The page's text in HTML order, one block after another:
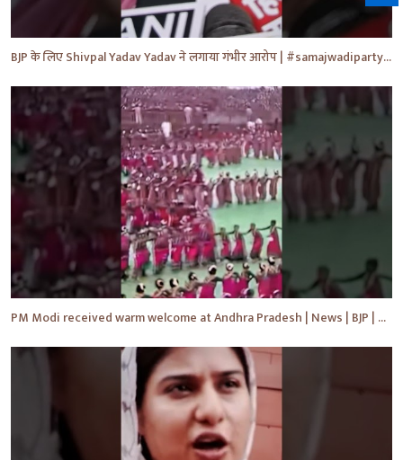
BJP के लिए Shivpal Yadav Yadav ने लगाया गंभीर आरोप | #samajwadiparty | Akhilesh Yadav | #shorts #yt
PM Modi received warm welcome at Andhra Pradesh | News | BJP | #shorts #ytshorts #news